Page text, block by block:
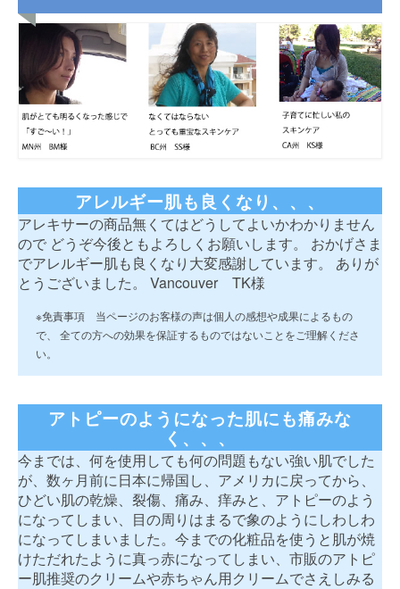
アレルギー肌も良くなり、、、
アレキサーの商品無くてはどうしてよいかわかりません
ので どうぞ今後ともよろしくお願いします。 おかげさま
でアレルギー肌も良くなり大変感謝しています。 ありが
とうございました。 Vancouver TK様
※免責事項 当ページのお客様の声は個人の感想や成果によるもの
で、 全ての方への効果を保証するものではないことをご理解くださ
い。
アトピーのようになった肌にも痛みな
く、、、
今までは、何を使用しても何の問題もない強い肌でした
が、数ヶ月前に日本に帰国し、アメリカに戻ってから、
ひどい肌の乾燥、裂傷、痛み、痒みと、アトピーのよう
になってしまい、目の周りはまるで象のようにしわしわ
になってしまいました。今までの化粧品を使うと肌が焼
けただれたように真っ赤になってしまい、市販のアトピ
ー肌推奨のクリームや赤ちゃん用クリームでさえしみる